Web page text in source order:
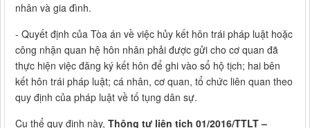
nhân và gia đình.
- Quyết định của Tòa án về việc hủy kết hôn trái pháp luật hoặc
công nhận quan hệ hôn nhân phải được gửi cho cơ quan đã
thực hiện việc đăng ký kết hôn để ghi vào sổ hộ tịch; hai bên
kết hôn trái pháp luật; cá nhân, cơ quan, tổ chức liên quan theo
quy định của pháp luật về tố tụng dân sự.
Cụ thể quy định này, Thông tư liên tịch 01/2016/TTLT –